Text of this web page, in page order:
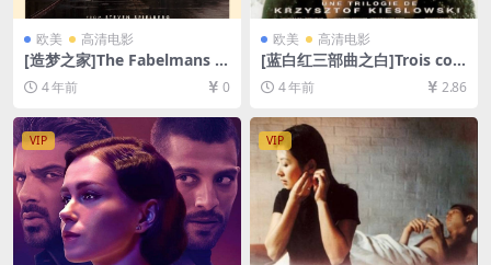
欧美 高清电影
[造梦之家]The Fabelmans (2
022)[百度网盘+迅雷云盘资源
1080P超清未删减][MP4/8G
B][中英字幕]
4 年前 0
欧美 高清电影
[蓝白红三部曲之白]Trois coul
eurs: Blanc (1994)[百度网盘
+迅雷云盘资源1080P超清未
删减][MP4/5.7GB][中文字幕]
4 年前 2.86
VIP VIP